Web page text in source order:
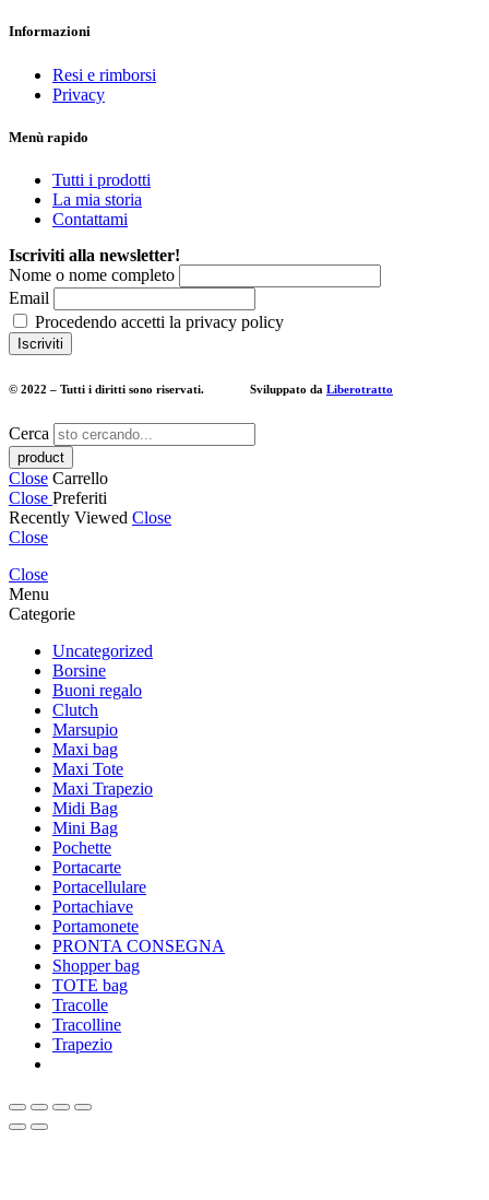
Informazioni
Resi e rimborsi
Privacy
Menù rapido
Tutti i prodotti
La mia storia
Contattami
Iscriviti alla newsletter!
Nome o nome completo
Email
Procedendo accetti la privacy policy
© 2022 – Tutti i diritti sono riservati. Sviluppato da Liberotratto
Cerca
Close Carrello
Close Preferiti
Recently Viewed Close
Close
Close
Menu
Categorie
Uncategorized
Borsine
Buoni regalo
Clutch
Marsupio
Maxi bag
Maxi Tote
Maxi Trapezio
Midi Bag
Mini Bag
Pochette
Portacarte
Portacellulare
Portachiave
Portamonete
PRONTA CONSEGNA
Shopper bag
TOTE bag
Tracolle
Tracolline
Trapezio